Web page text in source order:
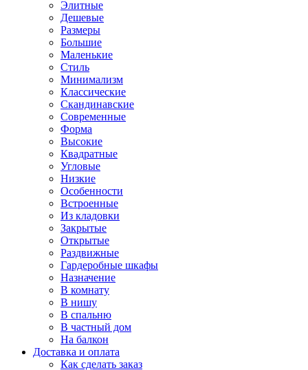
Элитные
Дешевые
Размеры
Большие
Маленькие
Стиль
Минимализм
Классические
Скандинавские
Современные
Форма
Высокие
Квадратные
Угловые
Низкие
Особенности
Встроенные
Из кладовки
Закрытые
Открытые
Раздвижные
Гардеробные шкафы
Назначение
В комнату
В нишу
В спальню
В частный дом
На балкон
Доставка и оплата
Как сделать заказ